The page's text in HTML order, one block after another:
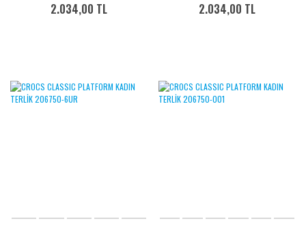
2.034,00 TL 2.034,00 TL